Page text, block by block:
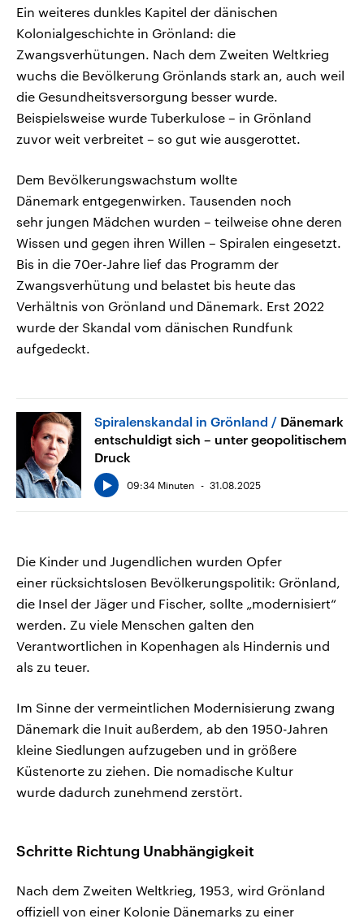
Ein weiteres dunkles Kapitel der dänischen
Kolonialgeschichte in Grönland: die
Zwangsverhütungen. Nach dem Zweiten Weltkrieg
wuchs die Bevölkerung Grönlands stark an, auch weil
die Gesundheitsversorgung besser wurde.
Beispielsweise wurde Tuberkulose – in Grönland
zuvor weit verbreitet – so gut wie ausgerottet.
Dem Bevölkerungswachstum wollte
Dänemark entgegenwirken. Tausenden noch
sehr jungen Mädchen wurden – teilweise ohne deren
Wissen und gegen ihren Willen – Spiralen eingesetzt.
Bis in die 70er-Jahre lief das Programm der
Zwangsverhütung und belastet bis heute das
Verhältnis von Grönland und Dänemark. Erst 2022
wurde der Skandal vom dänischen Rundfunk
aufgedeckt.
Spiralenskandal in Grönland
Dänemark
entschuldigt sich – unter geopolitischem
Druck
09:34 Minuten 31.08.2025
Die Kinder und Jugendlichen wurden Opfer
einer rücksichtslosen Bevölkerungspolitik: Grönland,
die Insel der Jäger und Fischer, sollte „modernisiert“
werden. Zu viele Menschen galten den
Verantwortlichen in Kopenhagen als Hindernis und
als zu teuer.
Im Sinne der vermeintlichen Modernisierung zwang
Dänemark die Inuit außerdem, ab den 1950-Jahren
kleine Siedlungen aufzugeben und in größere
Küstenorte zu ziehen. Die nomadische Kultur
wurde dadurch zunehmend zerstört.
Schritte Richtung Unabhängigkeit
Nach dem Zweiten Weltkrieg, 1953, wird Grönland
offiziell von einer Kolonie Dänemarks zu einer